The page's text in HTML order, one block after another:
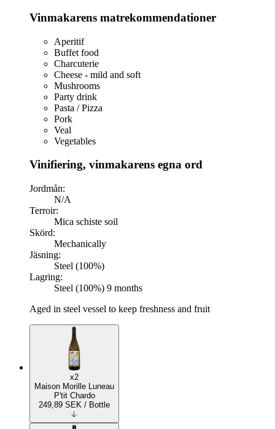
Vinmakarens matrekommendationer
Aperitif
Buffet food
Charcuterie
Cheese - mild and soft
Mushrooms
Party drink
Pasta / Pizza
Pork
Veal
Vegetables
Vinifiering, vinmakarens egna ord
Jordmån:
N/A
Terroir:
Mica schiste soil
Skörd:
Mechanically
Jäsning:
Steel (100%)
Lagring:
Steel (100%) 9 months
Aged in steel vessel to keep freshness and fruit
x2
Maison Morille Luneau
P'tit Chardo
249,89 SEK / Bottle